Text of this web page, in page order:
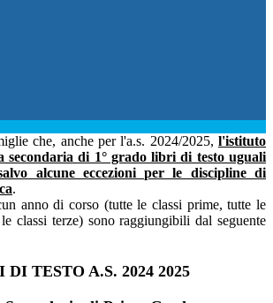
che, anche per l'a.s. 2024/2025, l'istituto
secondaria di 1° grado libri di testo uguali
alcune eccezioni per le discipline di
.
anno di corso (tutte le classi prime, tutte le
classi terze) sono raggiungibili dal seguente
DI TESTO A.S. 2024 2025